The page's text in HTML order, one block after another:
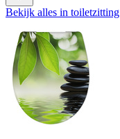
Bekijk alles in toiletzitting